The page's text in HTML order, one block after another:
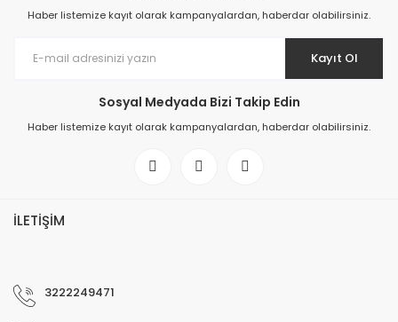
Haber listemize kayıt olarak kampanyalardan, haberdar olabilirsiniz.
Kayıt Ol
Sosyal Medyada Bizi Takip Edin
Haber listemize kayıt olarak kampanyalardan, haberdar olabilirsiniz.
İLETİŞİM
3222249471